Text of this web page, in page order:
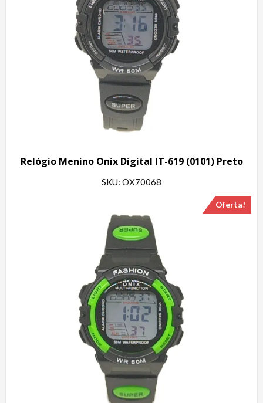
Relógio Menino Onix Digital IT-619 (0101) Preto
SKU: OX70068
Oferta!